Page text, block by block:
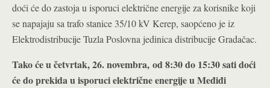
doći će do zastoja u isporuci električne energije za korisnike koji
se napajaju sa trafo stanice 35/10 kV Kerep, saopćeno je iz
Elektrodistribucije Tuzla Poslovna jedinica distribucije Gradačac.
Tako će u četvrtak, 26. novembra, od 8:30 do 15:30 sati doći
će do prekida u isporuci električne energije u Međiđi